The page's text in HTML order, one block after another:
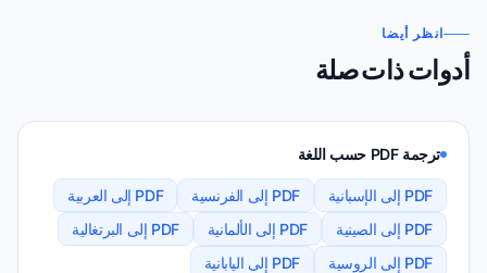
انظر أيضا
أدوات ذات صلة
ترجمة PDF حسب اللغة
PDF إلى الإسبانية PDF إلى الفرنسية
PDF إلى العربية
PDF إلى الصينية
PDF إلى الألمانية
PDF إلى البرتغالية
PDF إلى الروسية
PDF إلى اليابانية